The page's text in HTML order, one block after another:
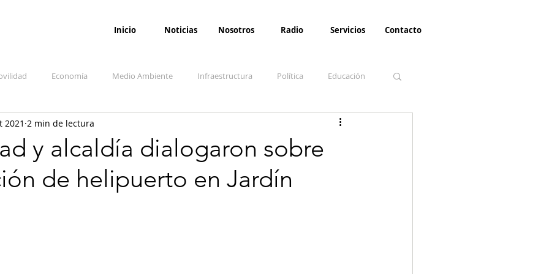
Inicio Noticias Nosotros Radio Servicios Contacto
Economía Medio Ambiente Infraestructura Política Educación
Salud Opinión Paz
y sociedad Denuncia Ciudadana Conflicto armado interno
y alcaldía dialogaron sobre
de helipuerto en Jardín
2021 2 min de lectura